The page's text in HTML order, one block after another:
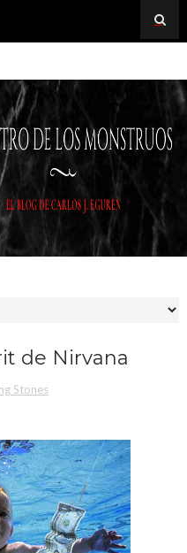
de Nirvana
Stones